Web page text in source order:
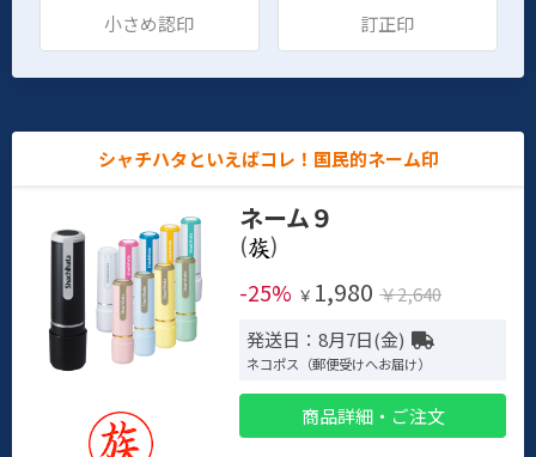
小さめ認印 訂正印
シャチハタといえばコレ！国民的ネーム印
ネーム９
(
)
-25% ￥ 1,980 ￥2,640
発送日：8月7日(金)
ネコポス（郵便受けへお届け）
商品詳細・ご注文